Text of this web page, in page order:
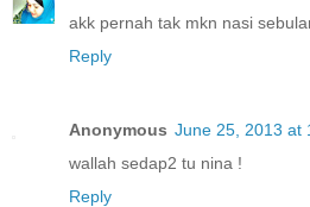
akk pernah tak mkn nasi
Reply
Anonymous June 25, 2013 at
wallah sedap2 tu nina !
Reply